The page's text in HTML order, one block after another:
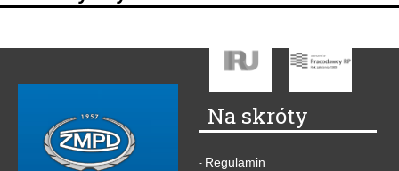
Na skróty
- Regulamin